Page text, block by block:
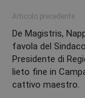
Articolo precedente
De Magistris,
favola del
Presidente di
lieto fine in
cattivo maestro.